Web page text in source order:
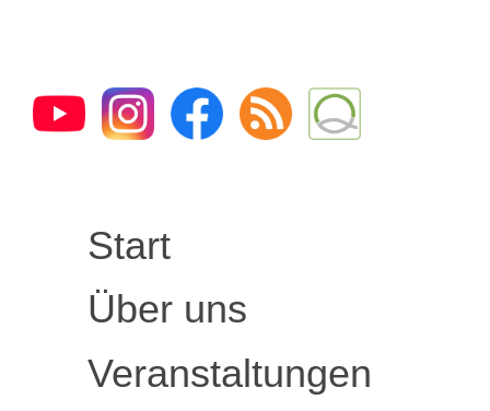
Start
Über uns
Veranstaltungen